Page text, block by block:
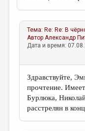
Тема: Re: Re: В
АвторАлександр
Дата и время:
Здравствуйте,
прочтение.
Бурлюка,
расстрелян в